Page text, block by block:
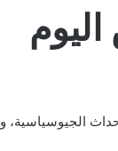
الجيوسياسية،